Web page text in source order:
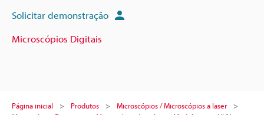
Solicitar demonstração
Microscópios Digitais
Página inicial Produtos
Microscópios / Microscópios a laser